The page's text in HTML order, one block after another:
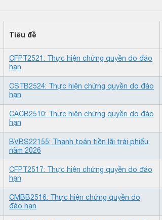
Tiêu đề
CFPT2521: Thực hiện chứng quyền do đáo
hạn
CSTB2524: Thực hiện chứng quyền do đáo
hạn
CACB2510: Thực hiện chứng quyền do đáo
hạn
BVBS22155: Thanh toán tiền lãi trái phiếu
năm 2026
CFPT2517: Thực hiện chứng quyền do đáo
hạn
CMBB2516: Thực hiện chứng quyền do
đáo hạn